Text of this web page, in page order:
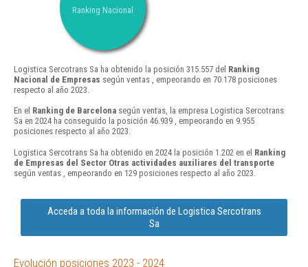
Ranking Nacional
Logistica Sercotrans Sa ha obtenido la posición 315.557 del Ranking
Nacional de Empresas según ventas , empeorando en 70.178 posiciones
respecto al año 2023.
En el Ranking de Barcelona según ventas, la empresa Logistica Sercotrans
Sa en 2024 ha conseguido la posición 46.939 , empeorando en 9.955
posiciones respecto al año 2023.
Logistica Sercotrans Sa ha obtenido en 2024 la posición 1.202 en el Ranking
de Empresas del Sector Otras actividades auxiliares del transporte
según ventas , empeorando en 129 posiciones respecto al año 2023.
Acceda a toda la información de Logistica Sercotrans
Sa
Evolución posiciones 2023 - 2024